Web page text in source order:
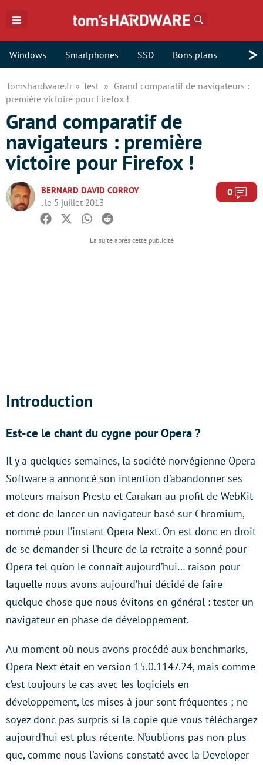
Windows Smartphones SSD Bons plans >
Tomshardware.fr Test
Grand comparatif de navigateurs :
première victoire pour Firefox !
Grand comparatif de
navigateurs : première
victoire pour Firefox !
BERNARD DAVID CORROY
, le 5 juillet 2013
0
Facebook
TwitterWhatsapp
Reddit
Introduction
Est-ce le chant du cygne pour Opera ?
Il y a quelques semaines, la société norvégienne Opera
Software a annoncé son intention d’abandonner ses
moteurs maison Presto et Carakan au profit de WebKit
et donc de lancer un navigateur basé sur Chromium,
nommé pour l’instant Opera Next. On est donc en droit
de se demander si l’heure de la retraite a sonné pour
Opera tel qu’on le connaît aujourd’hui… raison pour
laquelle nous avons aujourd’hui décidé de faire
quelque chose que nous évitons en général : tester un
navigateur en phase de développement.
Au moment où nous avons procédé aux benchmarks,
Opera Next était en version 15.0.1147.24, mais comme
c’est toujours le cas avec les logiciels en
développement, les mises à jour sont fréquentes ; ne
soyez donc pas surpris si la copie que vous téléchargez
aujourd’hui est plus récente. N’oublions pas non plus
que, comme nous l’avions constaté avec la Developer